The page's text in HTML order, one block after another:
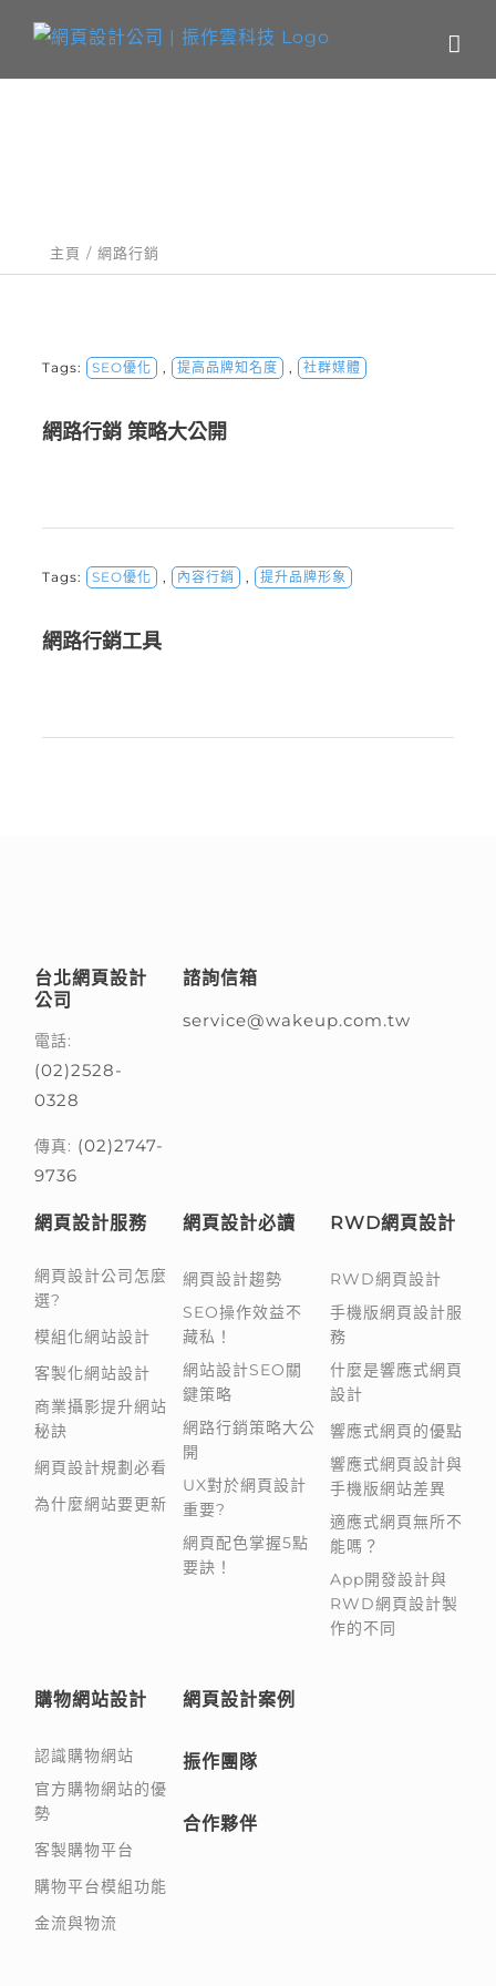
content
主頁 網路行銷
網路行銷 策略大公開
Tags: SEO優化 , 提高品牌知名度 , 社群媒體
網路行銷工具
Tags: SEO優化 , 內容行銷 , 提升品牌形象
台北網頁設計
公司
電話:
(02)2528-
0328
傳真: (02)2747-
9736
諮詢信箱
service@wakeup.com.tw
網頁設計服務
網頁設計公司怎麼
選?
模組化網站設計
客製化網站設計
商業攝影提升網站
秘訣
網頁設計規劃必看
為什麼網站要更新
網頁設計必讀
網頁設計趨勢
SEO操作效益不
藏私！
網站設計SEO關
鍵策略
網路行銷策略大公
開
UX對於網頁設計
重要?
網頁配色掌握5點
要訣！
RWD網頁設計
RWD網頁設計
手機版網頁設計服
務
什麼是響應式網頁
設計
響應式網頁的優點
響應式網頁設計與
手機版網站差異
適應式網頁無所不
能嗎？
App開發設計與
RWD網頁設計製
作的不同
購物網站設計
認識購物網站
官方購物網站的優
勢
客製購物平台
購物平台模組功能
金流與物流
網頁設計案例
振作團隊
合作夥伴